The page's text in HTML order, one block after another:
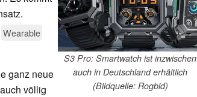
S3 Pro: Smartwatch ist inzwischen
auch in Deutschland erhältlich
(Bildquelle: Rogbid)
Wearable
ganz neue
völlig